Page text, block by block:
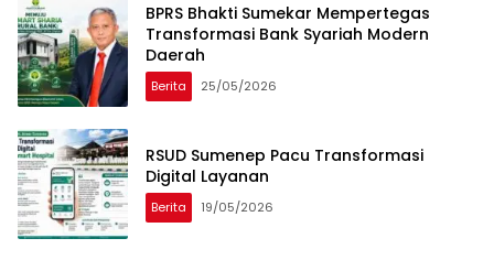
BPRS Bhakti Sumekar Mempertegas
Transformasi Bank Syariah Modern
Daerah
Berita 25/05/2026
RSUD Sumenep Pacu Transformasi
Digital Layanan
Berita 19/05/2026